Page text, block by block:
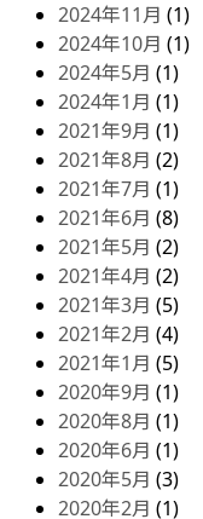
2024年11月 (1)
2024年10月 (1)
2024年5月 (1)
2024年1月 (1)
2021年9月 (1)
2021年8月 (2)
2021年7月 (1)
2021年6月 (8)
2021年5月 (2)
2021年4月 (2)
2021年3月 (5)
2021年2月 (4)
2021年1月 (5)
2020年9月 (1)
2020年8月 (1)
2020年6月 (1)
2020年5月 (3)
2020年2月 (1)